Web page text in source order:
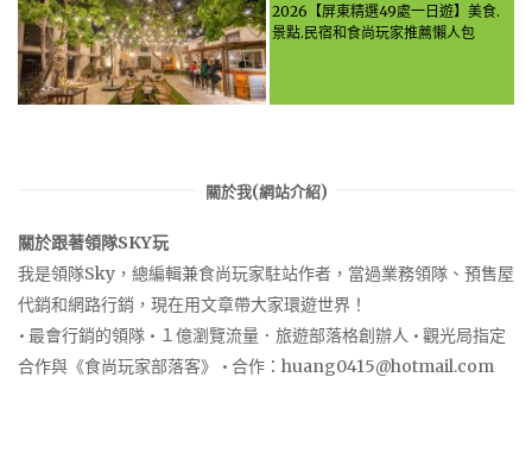
2026【屏東精選49處一日遊】美食.
景點.民宿和食尚玩家推薦懶人包
關於我(網站介紹)
關於跟著領隊SKY玩
我是領隊Sky，總編輯兼食尚玩家駐站作者，當過業務領隊、預售屋
代銷和網路行銷，現在用文章帶大家環遊世界！
• 最會行銷的領隊 • １億瀏覽流量．旅遊部落格創辦人 • 觀光局指定
合作與《食尚玩家部落客》 • 合作： huang0415@hotmail.com